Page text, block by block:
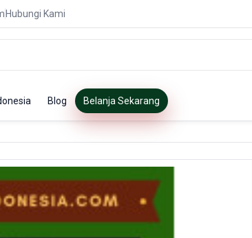
Hubungi Kami
Blog Belanja Sekarang